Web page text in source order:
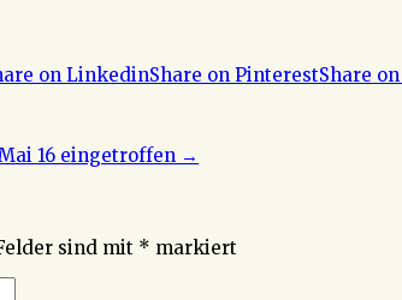
on LinkedinShare on PinterestShare
16 eingetroffen →
sind mit * markiert